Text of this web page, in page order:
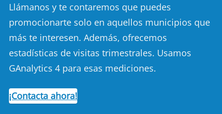
Llámanos y te contaremos que puedes
promocionarte solo en aquellos municipios que
más te interesen. Además, ofrecemos
estadísticas de visitas trimestrales. Usamos
GAnalytics 4 para esas mediciones.
¡Contacta ahora!